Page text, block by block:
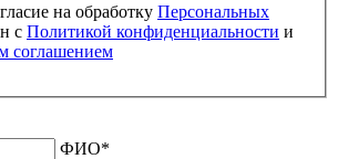
на обработку Персональных
с Политикой конфиденциальности и
соглашением
ФИО*